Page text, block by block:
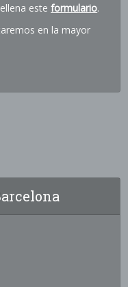
esteformulario.
en la mayor